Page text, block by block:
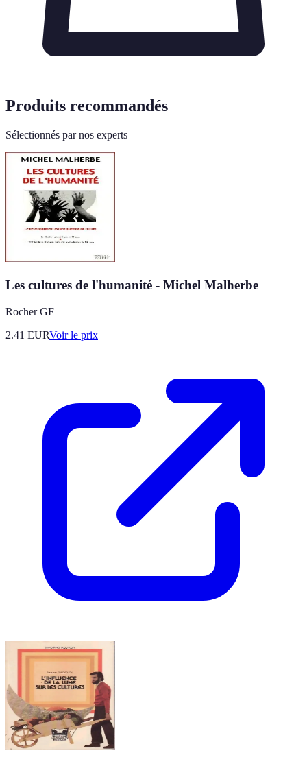
Produits recommandés
Sélectionnés par nos experts
Les cultures de l'humanité - Michel Malherbe
Rocher GF
2.41 EURVoir le prix